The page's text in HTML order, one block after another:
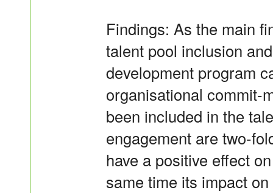
Findings: As the main
talent pool inclusion
development program
organisational commit-
been included in the
engagement are two-
have a positive effect
same time its impact